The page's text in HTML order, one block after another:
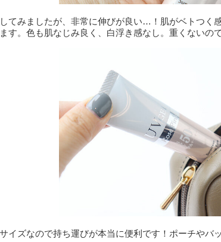
てみましたが、非常に伸びが良い…！肌がベトつく
す。色も肌なじみ良く、白浮き感なし。重くないの
イズなので持ち運びが本当に便利です！ポーチやバ